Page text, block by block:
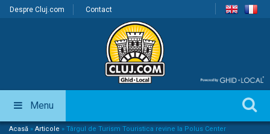
Despre Cluj.com Contact
Menu
Acasă » Articole » Târgul de Turism Touristica revine la Polus Center